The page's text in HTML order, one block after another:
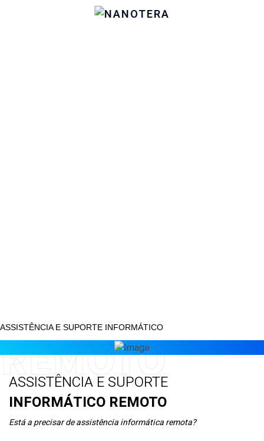
ASSISTÊNCIA E SUPORTE INFORMÁTICO
REMOTO
ASSISTÊNCIA E SUPORTE
INFORMÁTICO REMOTO
Está a precisar de assistência informática remota?